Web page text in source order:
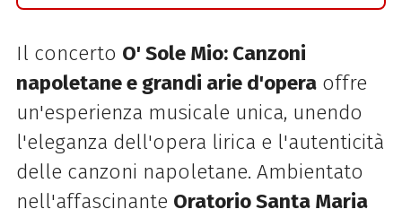
Il concerto O' Sole Mio: Canzoni
napoletane e grandi arie d'operaoffre
un'esperienza musicale unica, unendo
l'eleganza dell'opera lirica e l'autenticità
delle canzoni napoletane. Ambientato
nell'affascinante Oratorio Santa Maria